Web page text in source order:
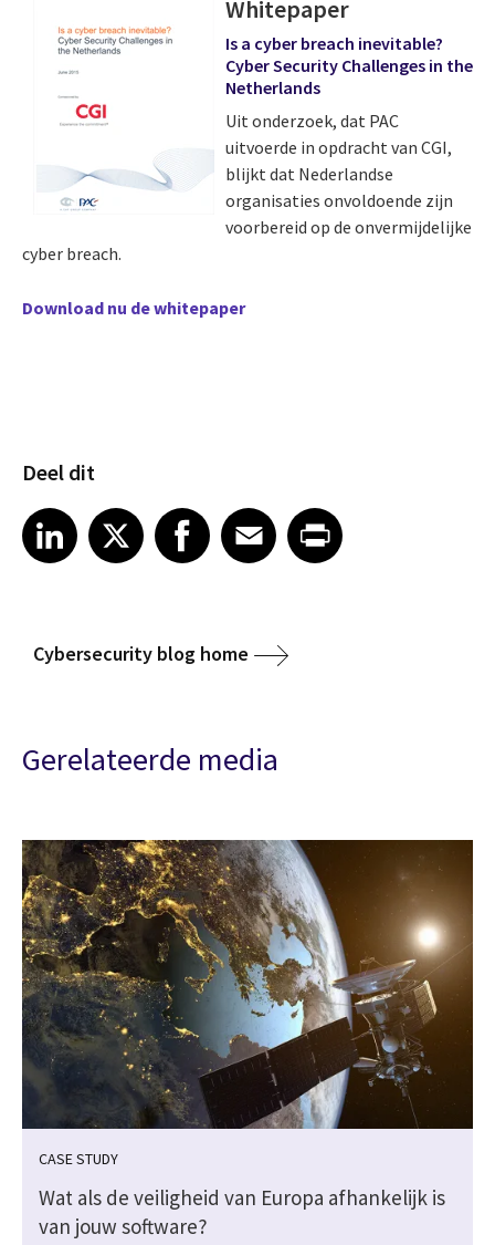
Whitepaper
Is a cyber breach inevitable?
Cyber Security Challenges in the
Netherlands
Uit onderzoek, dat PAC
uitvoerde in opdracht van CGI,
blijkt dat Nederlandse
organisaties onvoldoende zijn
voorbereid op de onvermijdelijke
cyber breach.
Download nu de whitepaper
Deel dit
Share article on LinkedIn
LinkedIn
Share article on XShare article on Facebook
Facebook
Share article on Email
EmailShare article on Print
Cybersecurity blog home
Gerelateerde media
CASE STUDY
Wat als de veiligheid van Europa afhankelijk is
van jouw software?